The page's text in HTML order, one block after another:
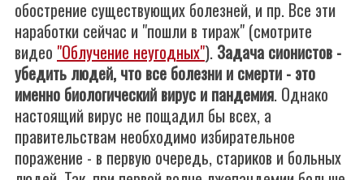
обострение существующих болезней, и пр. Все эти
наработки сейчас и "пошли в тираж" (смотрите
видео "Облучение неугодных"). Задача сионистов -
убедить людей, что все болезни и смерти - это
именно биологический вирус и пандемия. Однако
настоящий вирус не пощадил бы всех, а
правительствам необходимо избирательное
поражение - в первую очередь, стариков и больных